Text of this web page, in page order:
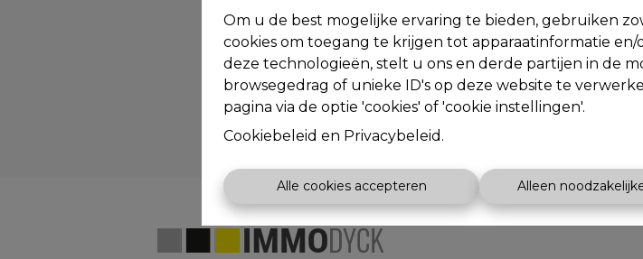
Om u de best mogelijke ervaring te bieden, gebruiken
cookies om toegang te krijgen tot apparaatinformatie
deze technologieën, stelt u ons en derde partijen in de
browsegedrag of unieke ID's op deze website te
pagina via de optie 'cookies' of 'cookie instellingen'.
Cookiebeleid en Privacybeleid .
Alle cookies accepteren Alleen